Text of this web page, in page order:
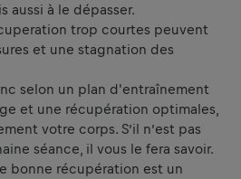
aussi à le dépasser.
trop courtes peuvent
et une stagnation des
selon un plan d'entraînement
et une récupération optimales,
votre corps. S’il n’est pas
séance, il vous le fera savoir.
bonne récupération est un